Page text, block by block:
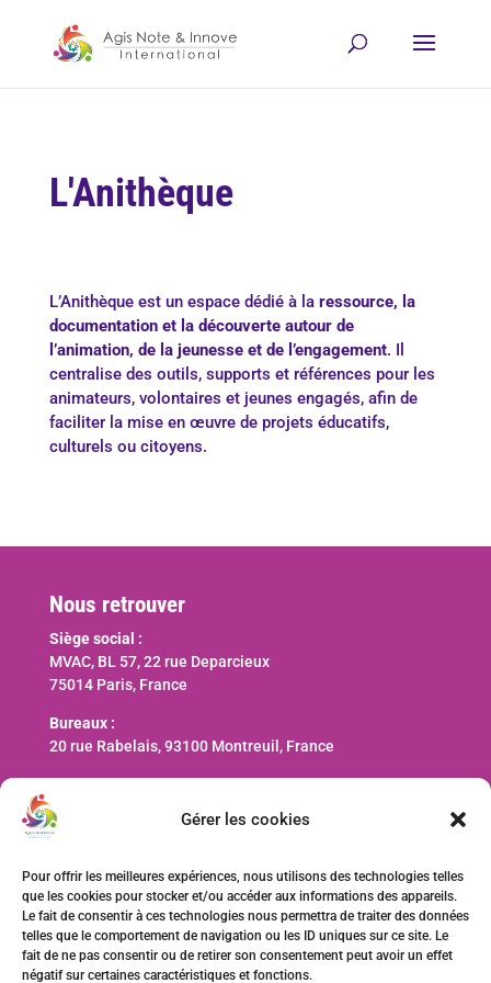
Gérer les cookies
Pour offrir les meilleures expériences, nous utilisons des technologies telles
que les cookies pour stocker et/ou accéder aux informations des appareils.
Le fait de consentir à ces technologies nous permettra de traiter des données
telles que le comportement de navigation ou les ID uniques sur ce site. Le
fait de ne pas consentir ou de retirer son consentement peut avoir un effet
négatif sur certaines caractéristiques et fonctions.
L'Anithèque
L’Anithèque est un espace dédié à la ressource, la
documentation et la découverte autour de
l’animation, de la jeunesse et de l’engagement. Il
centralise des outils, supports et références pour les
animateurs, volontaires et jeunes engagés, afin de
faciliter la mise en œuvre de projets éducatifs,
culturels ou citoyens.
Nous retrouver
Siège social :
MVAC, BL 57, 22 rue Deparcieux
75014 Paris, France
Bureaux :
20 rue Rabelais, 93100 Montreuil, France
Nous contacter
Faire un don